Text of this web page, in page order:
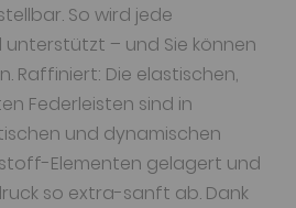
So wird jede
– und Sie können
Raffiniert: Die elastischen,
Federleisten sind in
und dynamischen
Elementen gelagert und
so extra-sanft ab. Dank